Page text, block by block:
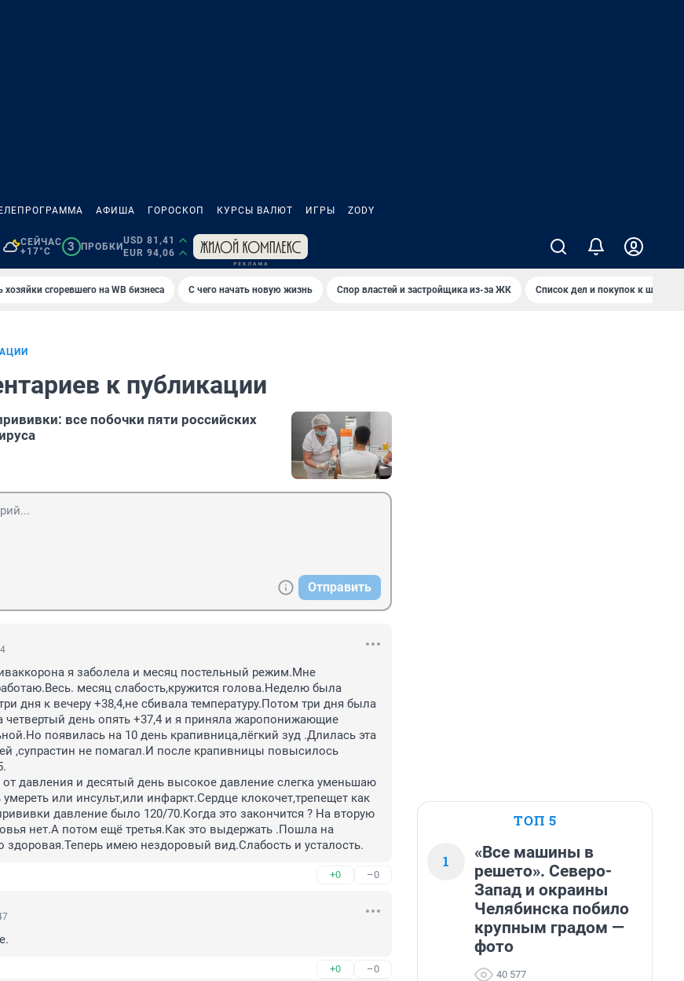
АФИША ГОРОСКОП КУРСЫ ВАЛЮТ ИГРЫ ZODY
СЕЙЧАС
+17°C
3 ПРОБКИ
USD 81,41
EUR 94,06
хозяйки сгоревшего на WB бизнеса С чего начать новую жизнь Спор властей и застройщика из-за ЖК Список дел и покупок к школе
к публикации
все побочки пяти российских
Отправить
я заболела и месяц постельный режим.Мне
месяц слабость,кружится голова.Неделю была
дня к вечеру +38,4,не сбивала температуру.Потом три дня была
четвертый день опять +37,4 и я приняла жаропонижающие
появилась на 10 день крапивница,лёгкий зуд .Длилась эта
,супрастин не помагал.И после крапивницы повысилось
давления и десятый день высокое давление слегка уменьшаю
или инсульт,или инфаркт.Сердце клокочет,трепещет как
давление было 120/70.Когда это закончится ? На вторую
нет.А потом ещё третья.Как это выдержать .Пошла на
здоровая.Теперь имею нездоровый вид.Слабость и усталость.
+0 –0
+0 –0
ТОП 5
1
«Все машины в
решето». Северо-
Запад и окраины
Челябинска побило
крупным градом —
фото
40 577